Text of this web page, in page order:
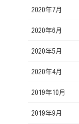
2020年7月
2020年6月
2020年5月
2020年4月
2019年10月
2019年9月